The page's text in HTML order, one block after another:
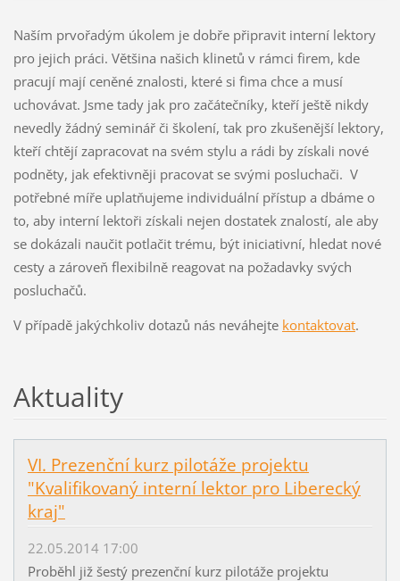
Naším prvořadým úkolem je dobře připravit interní lektory
pro jejich práci. Většina našich klinetů v rámci firem, kde
pracují mají ceněné znalosti, které si fima chce a musí
uchovávat. Jsme tady jak pro začátečníky, kteří ještě nikdy
nevedly žádný seminář či školení, tak pro zkušenější lektory,
kteří chtějí zapracovat na svém stylu a rádi by získali nové
podněty, jak efektivněji pracovat se svými posluchači. V
potřebné míře uplatňujeme individuální přístup a dbáme o
to, aby interní lektoři získali nejen dostatek znalostí, ale aby
se dokázali naučit potlačit trému, být iniciativní, hledat nové
cesty a zároveň flexibilně reagovat na požadavky svých
posluchačů.
V případě jakýchkoliv dotazů nás neváhejte kontaktovat.
Aktuality
VI. Prezenční kurz pilotáže projektu
"Kvalifikovaný interní lektor pro Liberecký
kraj"
22.05.2014 17:00
Proběhl již šestý prezenční kurz pilotáže projektu